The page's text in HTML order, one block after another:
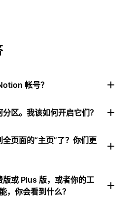
帐号？
区。我该如何开启它们？
页面的“主页”了？你们更
或 Plus 版，或者你的工
，你会看到什么？